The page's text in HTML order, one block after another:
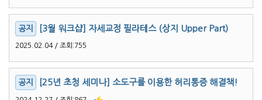
[3월 워크샵] 자세교정 필라테스 (상지 Upper Part)
2025.02.04 / 조회:755
[25년 초청 세미나] 소도구를 이용한 허리통증 해결책!